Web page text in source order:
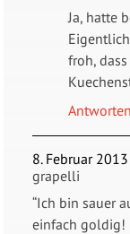
Ja, hatte
froh,
Antworten
8. Februar
grapelli
“Ich bin sauer
einfach goldig!